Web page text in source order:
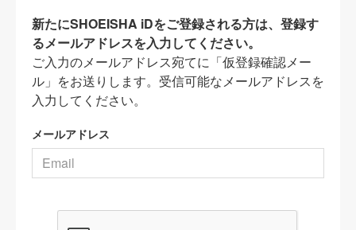
新たにSHOEISHA iDをご登録される方は、登録す
るメールアドレスを入力してください。
ご入力のメールアドレス宛てに「仮登録確認メー
ル」をお送りします。受信可能なメールアドレスを
入力してください。
メールアドレス